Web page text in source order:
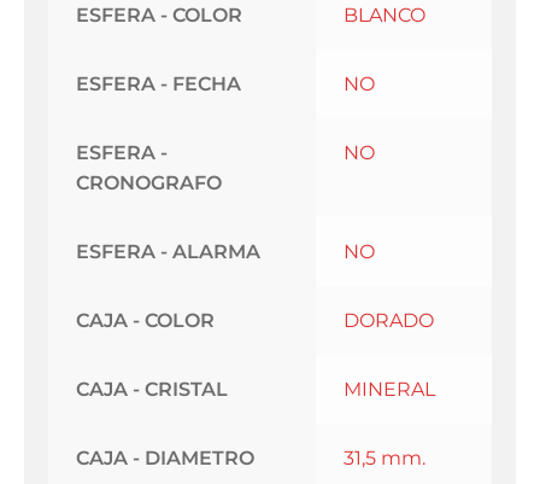
ESFERA - COLOR BLANCO
ESFERA - FECHA NO
ESFERA -
CRONOGRAFO
NO
ESFERA - ALARMA NO
CAJA - COLOR DORADO
CAJA - CRISTAL MINERAL
CAJA - DIAMETRO 31,5 mm.